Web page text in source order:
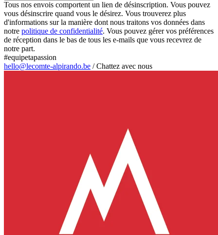
Tous nos envois comportent un lien de désinscription. Vous pouvez
vous désinscrire quand vous le désirez. Vous trouverez plus
d'informations sur la manière dont nous traitons vos données dans
notre politique de confidentialité. Vous pouvez gérer vos préférences
de réception dans le bas de tous les e-mails que vous recevrez de
notre part.
#equipetapassion
hello@lecomte-alpirando.be /Chattez avec nous